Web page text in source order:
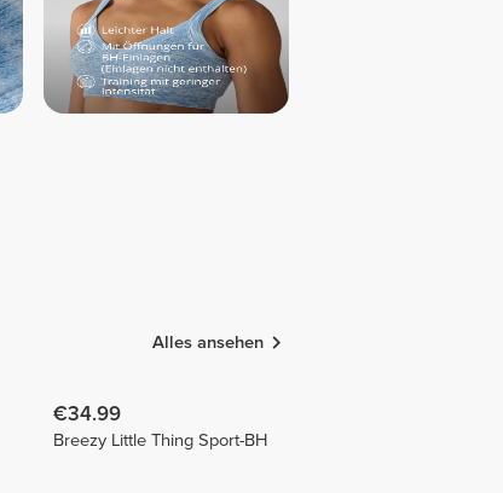
Alles ansehen
€34.99
Breezy Little Thing Sport-BH